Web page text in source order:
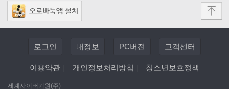
로그인 내정보 PC버전 고객센터
이용약관 개인정보처리방침 청소년보호정책
세계사이버기원(주)